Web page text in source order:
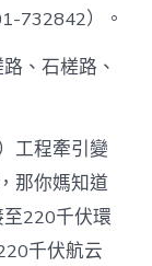
732842）。
、石槎路、
工程牽引變
那你媽知道
220千伏環
千伏航云